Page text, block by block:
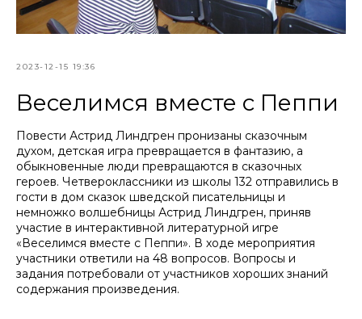
2023-12-15 19:36
Веселимся вместе с Пеппи
Повести Астрид Линдгрен пронизаны сказочным
духом, детская игра превращается в фантазию, а
обыкновенные люди превращаются в сказочных
героев. Четвероклассники из школы 132 отправились в
гости в дом сказок шведской писательницы и
немножко волшебницы Астрид Линдгрен, приняв
участие в интерактивной литературной игре
«Веселимся вместе с Пеппи». В ходе мероприятия
участники ответили на 48 вопросов. Вопросы и
задания потребовали от участников хороших знаний
содержания произведения.